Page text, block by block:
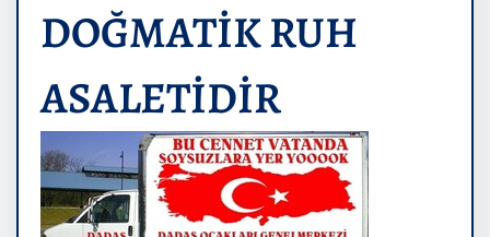
DOĞMATİK RUH
ASALETİDİR